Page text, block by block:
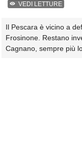
VEDI LETTURE
Il Pescara è vicino a
Frosinone. Restano
Cagnano, sempre più